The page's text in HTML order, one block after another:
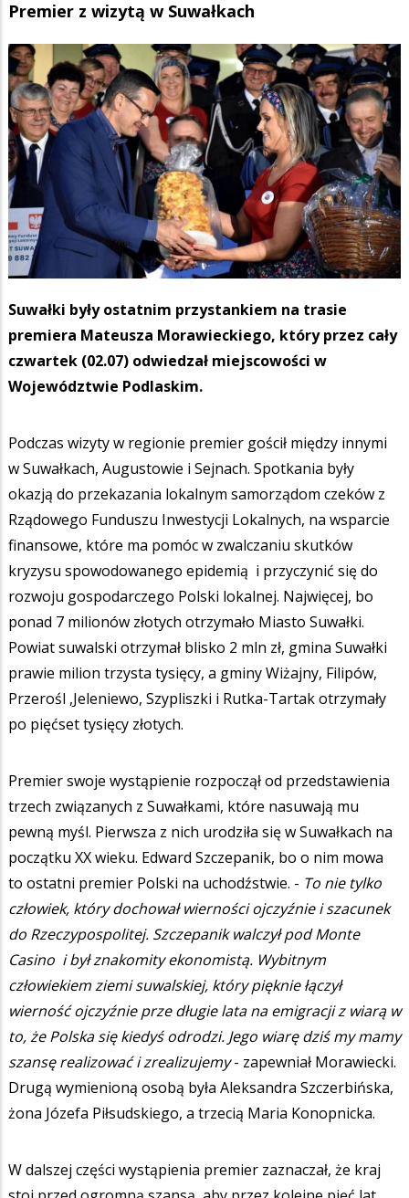
Premier z wizytą w Suwałkach
Suwałki były ostatnim przystankiem na trasie
premiera Mateusza Morawieckiego, który przez cały
czwartek (02.07) odwiedzał miejscowości w
Województwie Podlaskim.
Podczas wizyty w regionie premier gościł między innymi
w Suwałkach, Augustowie i Sejnach. Spotkania były
okazją do przekazania lokalnym samorządom czeków z
Rządowego Funduszu Inwestycji Lokalnych, na wsparcie
finansowe, które ma pomóc w zwalczaniu skutków
kryzysu spowodowanego epidemią i przyczynić się do
rozwoju gospodarczego Polski lokalnej. Najwięcej, bo
ponad 7 milionów złotych otrzymało Miasto Suwałki.
Powiat suwalski otrzymał blisko 2 mln zł, gmina Suwałki
prawie milion trzysta tysięcy, a gminy Wiżajny, Filipów,
Przerośl ,Jeleniewo, Szypliszki i Rutka-Tartak otrzymały
po pięćset tysięcy złotych.
Premier swoje wystąpienie rozpoczął od przedstawienia
trzech związanych z Suwałkami, które nasuwają mu
pewną myśl. Pierwsza z nich urodziła się w Suwałkach na
początku XX wieku. Edward Szczepanik, bo o nim mowa
to ostatni premier Polski na uchodźstwie. - To nie tylko
człowiek, który dochował wierności ojczyźnie i szacunek
do Rzeczypospolitej. Szczepanik walczył pod Monte
Casino i był znakomity ekonomistą. Wybitnym
człowiekiem ziemi suwalskiej, który pięknie łączył
wierność ojczyźnie prze długie lata na emigracji z wiarą w
to, że Polska się kiedyś odrodzi. Jego wiarę dziś my mamy
szansę realizować i zrealizujemy- zapewniał Morawiecki.
Drugą wymienioną osobą była Aleksandra Szczerbińska,
żona Józefa Piłsudskiego, a trzecią Maria Konopnicka.
W dalszej części wystąpienia premier zaznaczał, że kraj